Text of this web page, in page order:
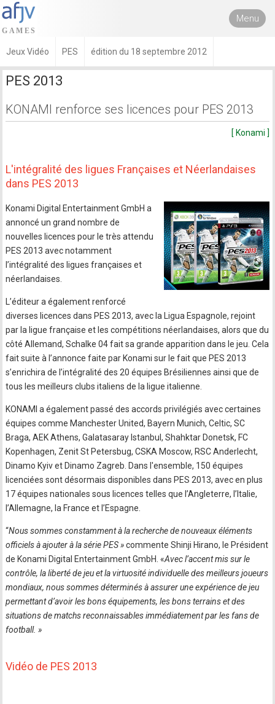
Menu
Jeux Vidéo PES édition du 18 septembre 2012
PES 2013
KONAMI renforce ses licences pour PES 2013
[ Konami ]
L'intégralité des ligues Françaises et Néerlandaises
dans PES 2013
Konami Digital Entertainment GmbH a
annoncé un grand nombre de
nouvelles licences pour le très attendu
PES 2013 avec notamment
l’intégralité des ligues françaises et
néerlandaises.
L’éditeur a également renforcé
diverses licences dans PES 2013, avec la Ligua Espagnole, rejoint
par la ligue française et les compétitions néerlandaises, alors que du
côté Allemand, Schalke 04 fait sa grande apparition dans le jeu. Cela
fait suite à l’annonce faite par Konami sur le fait que PES 2013
s’enrichira de l’intégralité des 20 équipes Brésiliennes ainsi que de
tous les meilleurs clubs italiens de la ligue italienne.
KONAMI a également passé des accords privilégiés avec certaines
équipes comme Manchester United, Bayern Munich, Celtic, SC
Braga, AEK Athens, Galatasaray Istanbul, Shahktar Donetsk, FC
Kopenhagen, Zenit St Petersbug, CSKA Moscow, RSC Anderlecht,
Dinamo Kyiv et Dinamo Zagreb. Dans l'ensemble, 150 équipes
licenciées sont désormais disponibles dans PES 2013, avec en plus
17 équipes nationales sous licences telles que l’Angleterre, l’Italie,
l’Allemagne, la France et l’Espagne.
“Nous sommes constamment à la recherche de nouveaux éléments
officiels à ajouter à la série PES »commente Shinji Hirano, le Président
de Konami Digital Entertainment GmbH. «Avec l’accent mis sur le
contrôle, la liberté de jeu et la virtuosité individuelle des meilleurs joueurs
mondiaux, nous sommes déterminés à assurer une expérience de jeu
permettant d’avoir les bons équipements, les bons terrains et des
situations de matchs reconnaissables immédiatement par les fans de
football. »
Vidéo de PES 2013